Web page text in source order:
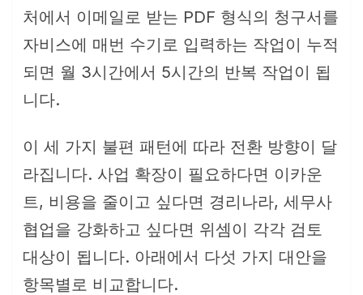
처에서 이메일로 받는 PDF 형식의 청구서를
자비스에 매번 수기로 입력하는 작업이 누적
되면 월 3시간에서 5시간의 반복 작업이 됩
니다.
이 세 가지 불편 패턴에 따라 전환 방향이 달
라집니다. 사업 확장이 필요하다면 이카운
트, 비용을 줄이고 싶다면 경리나라, 세무사
협업을 강화하고 싶다면 위셈이 각각 검토
대상이 됩니다. 아래에서 다섯 가지 대안을
항목별로 비교합니다.